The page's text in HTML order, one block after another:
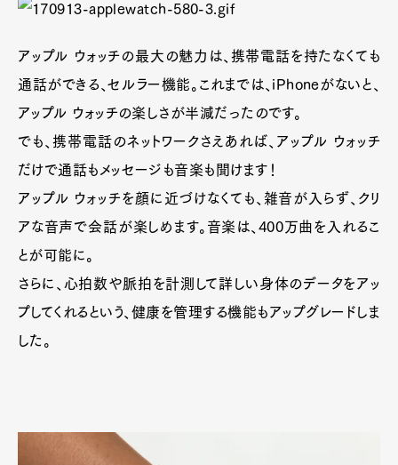
アップル ウォッチの最大の魅力は、携帯電話を持たなくても
通話ができる、セルラー機能。これまでは、iPhoneがないと、
アップル ウォッチの楽しさが半減だったのです。
でも、携帯電話のネットワークさえあれば、アップル ウォッチ
だけで通話もメッセージも音楽も聞けます！
アップル ウォッチを顔に近づけなくても、雑音が入らず、クリ
アな音声で会話が楽しめます。音楽は、400万曲を入れるこ
とが可能に。
さらに、心拍数や脈拍を計測して詳しい身体のデータをアッ
プしてくれるという、健康を管理する機能もアップグレードしま
した。